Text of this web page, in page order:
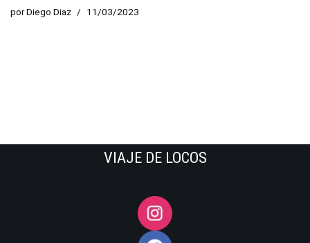
porDiego Diaz 11/03/2023
VIAJE DE LOCOS